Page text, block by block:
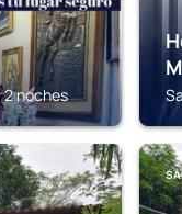
2 noches